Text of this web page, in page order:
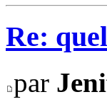
Re:
par